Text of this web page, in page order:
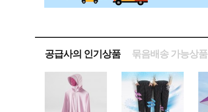
공급사의 인기상품 묶음배송 가능상품